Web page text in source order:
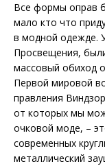
Все формы оправ
мало кто что
в модной одежде.
Просвещения,
массовый обиход
Первой мировой
правления
от которых мы
очковой моде, –
современных
металлический